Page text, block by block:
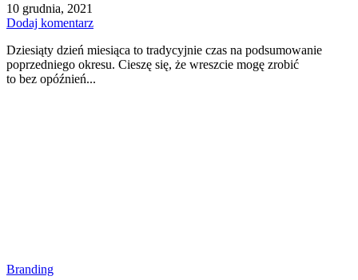
10 grudnia, 2021
Dodaj komentarz
Dziesiąty dzień miesiąca to tradycyjnie czas na podsumowanie
poprzedniego okresu. Cieszę się, że wreszcie mogę zrobić
to bez opóźnień...
Branding